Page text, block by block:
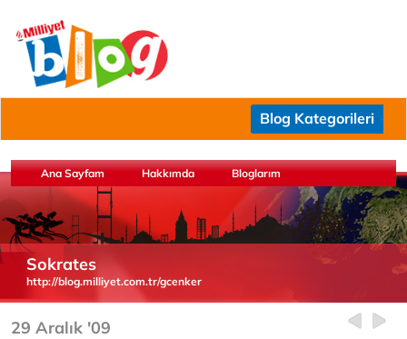
Blog Kategorileri
Ana Sayfam Hakkımda Bloglarım
Sokrates
http://blog.milliyet.com.tr/gcenker
29 Aralık '09